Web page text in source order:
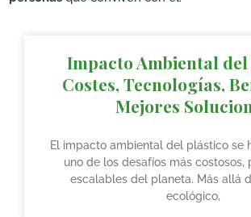
Impacto Ambiental
Costes, Tecnologías,
Mejores
El impacto ambiental del plástico se
uno de los desafíos más costosos,
escalables del planeta. Más allá
ecológico,